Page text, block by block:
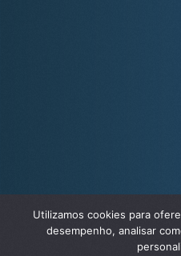
Utilizamos cookies para
desempenho, analisar